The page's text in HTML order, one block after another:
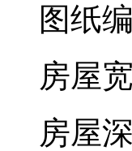
图纸
房屋
房屋